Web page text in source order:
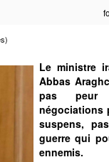
Le ministre
Abbas
pas peur
négociations
suspens,
guerre qui
ennemis.